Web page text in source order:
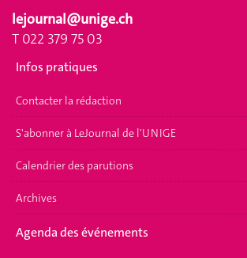
lejournal@unige.ch
T 022 379 75 03
Infos pratiques
Contacter la rédaction
S'abonner à LeJournal de l'UNIGE
Calendrier des parutions
Archives
Agenda des événements